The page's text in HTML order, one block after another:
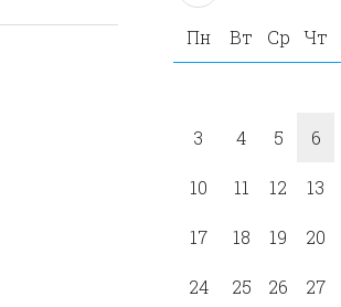
Пн Вт Ср Чт
3 4 5 6
10 11 12 13
17 18 19 20
24 25 26 27